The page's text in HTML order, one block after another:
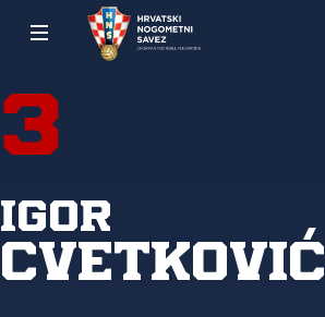
3
Igor
Cvetković